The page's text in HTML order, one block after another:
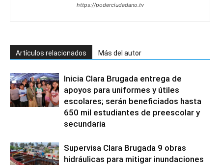
https://poderciudadano.tv
Artículos relacionados Más del autor
Inicia Clara Brugada entrega de
apoyos para uniformes y útiles
escolares; serán beneficiados hasta
650 mil estudiantes de preescolar y
secundaria
Supervisa Clara Brugada 9 obras
hidráulicas para mitigar inundaciones